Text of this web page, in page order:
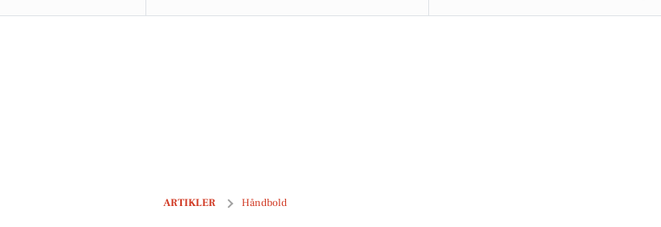
ARTIKLER Håndbold
Dansk Håndbold Forbund indgår samarbejde med VORES Mediehus